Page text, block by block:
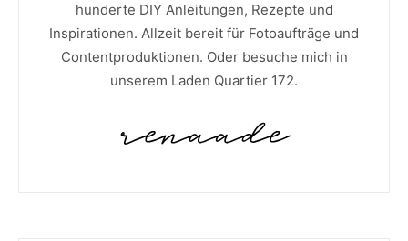
hunderte DIY Anleitungen, Rezepte und
Inspirationen. Allzeit bereit für Fotoaufträge und
Contentproduktionen. Oder besuche mich in
unserem Laden Quartier 172.